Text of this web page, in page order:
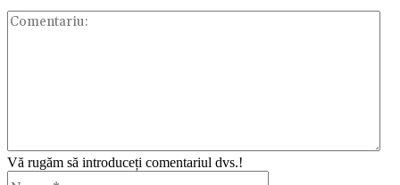
Vă rugăm să introduceți comentariul dvs.!